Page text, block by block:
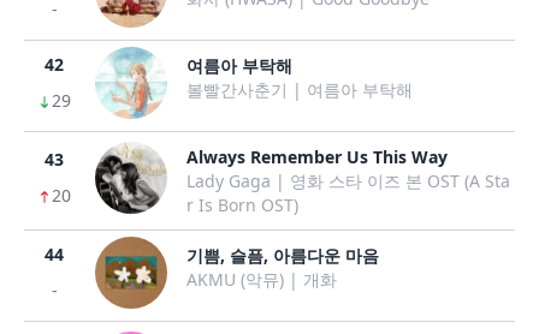
-
42
29
여름아 부탁해
볼빨간사춘기 | 여름아 부탁해
43
20
Always Remember Us This Way
Lady Gaga | 영화 스타 이즈 본 OST (A Sta
r Is Born OST)
44
-
기쁨, 슬픔, 아름다운 마음
AKMU (악뮤) | 개화